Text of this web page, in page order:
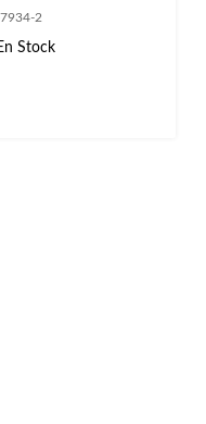
2
Stock